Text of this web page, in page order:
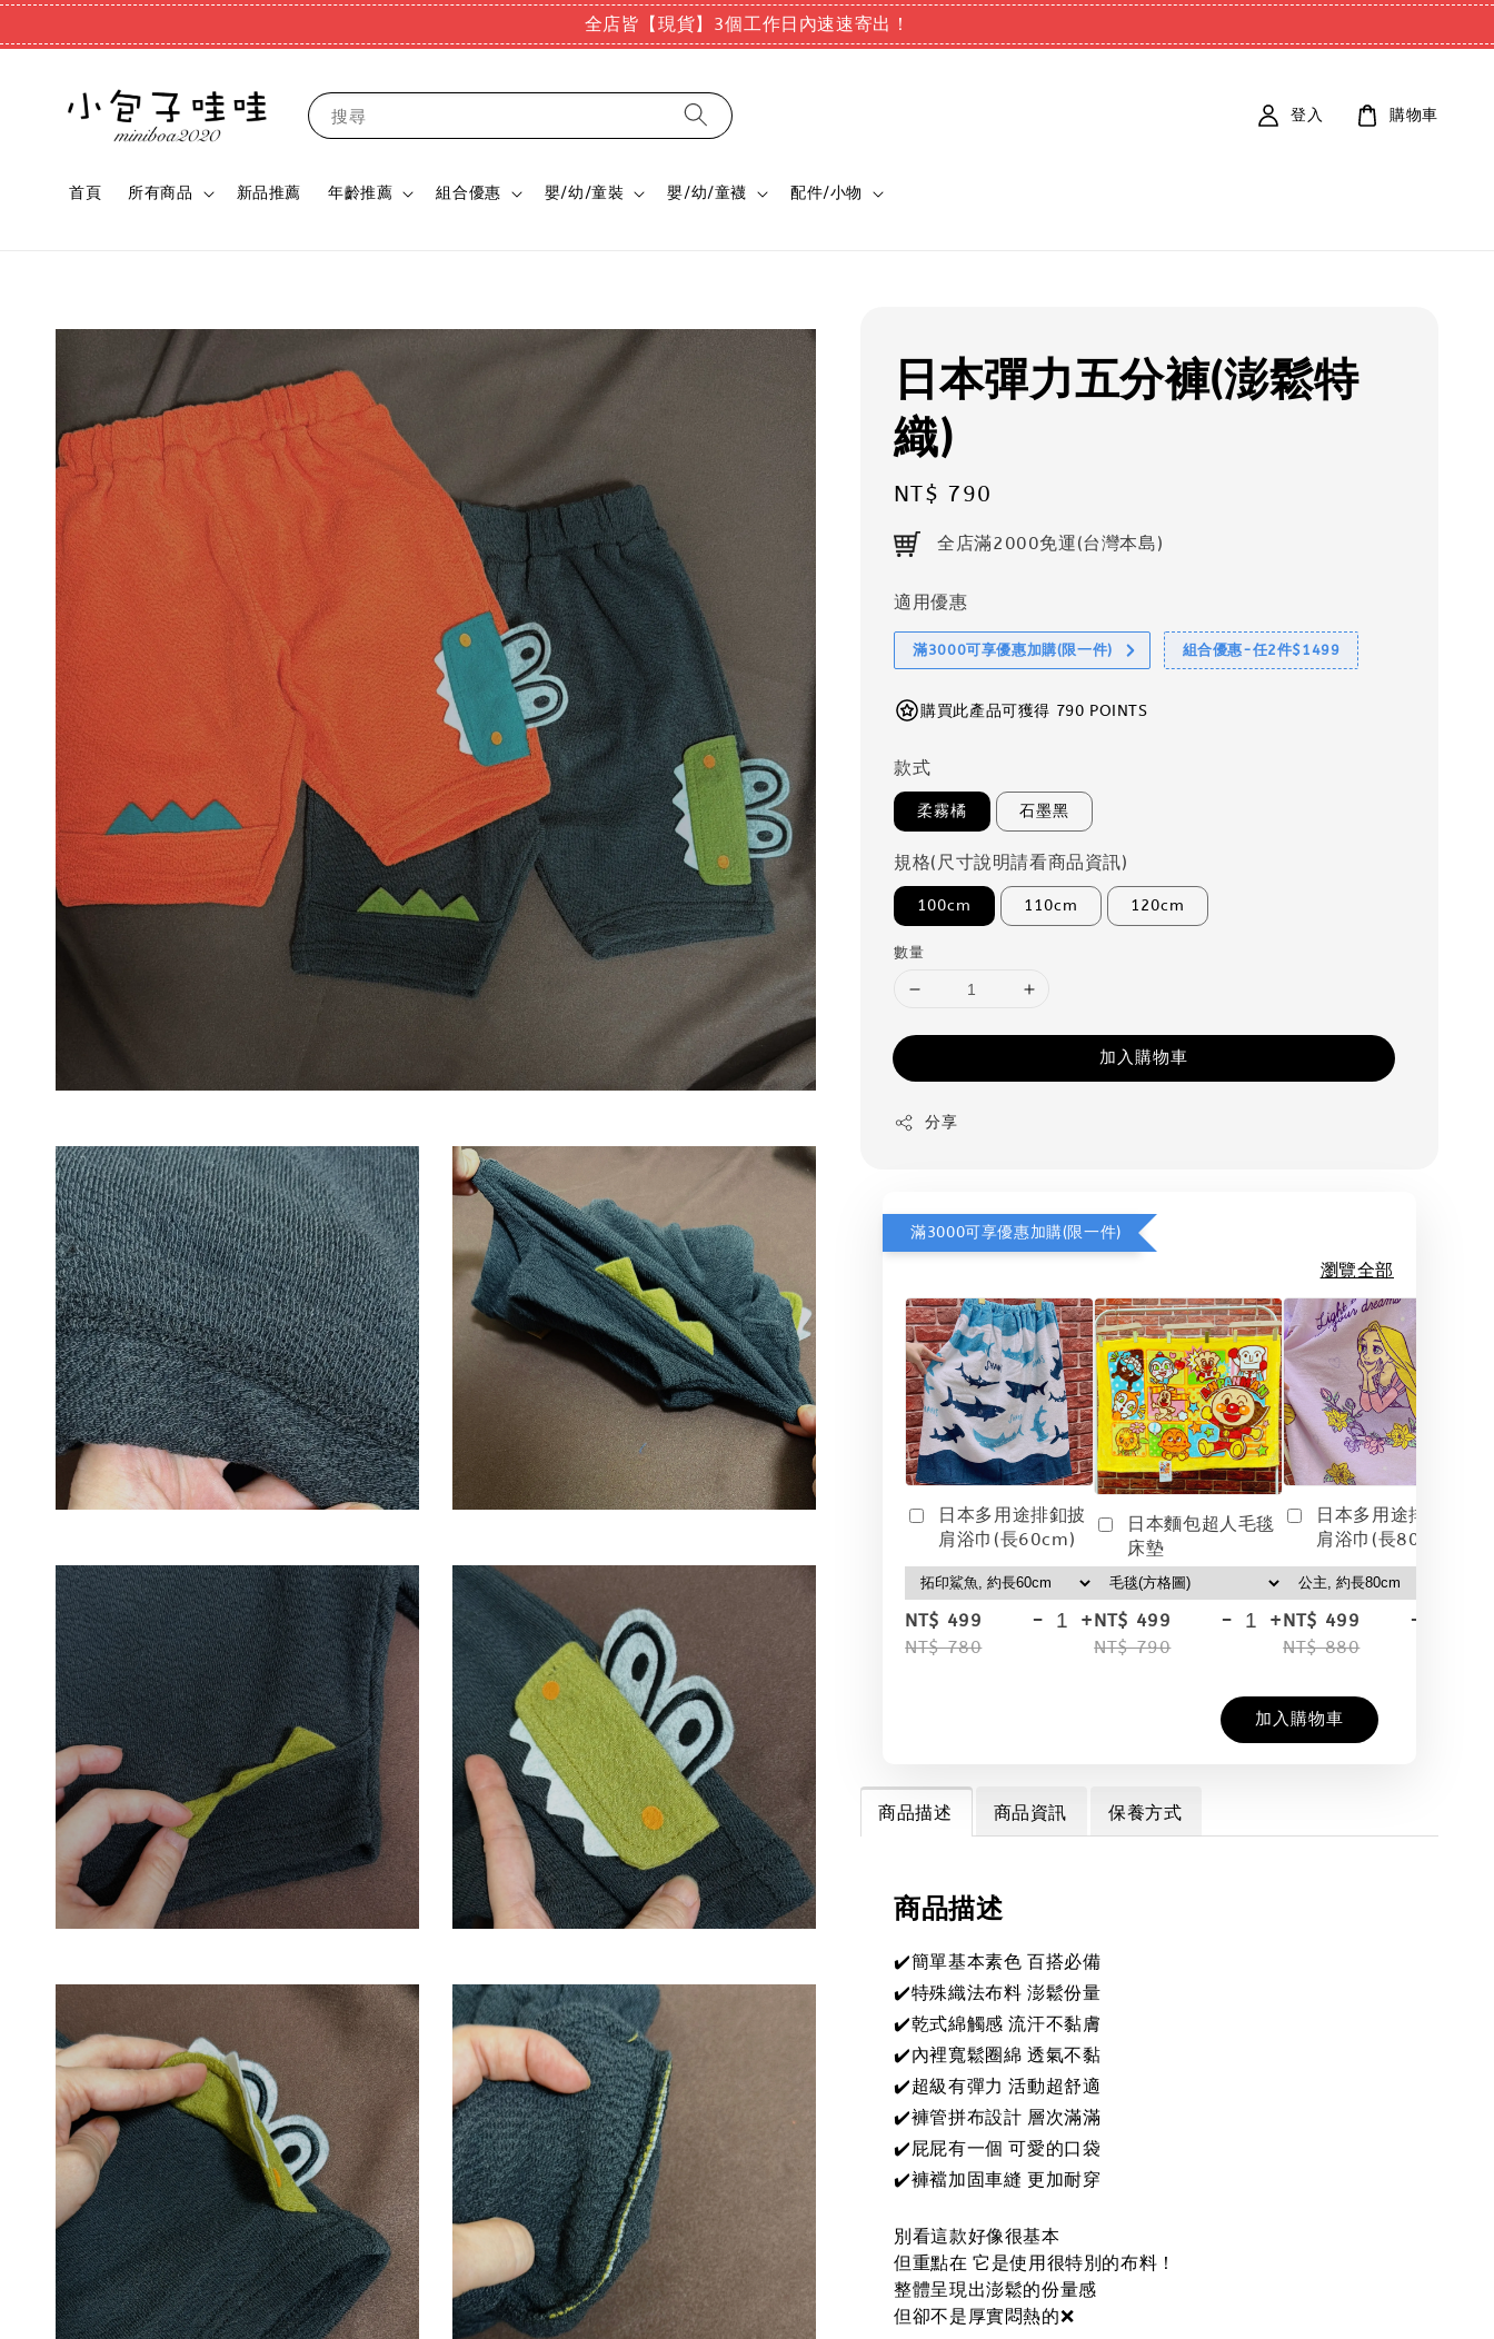
全店皆【現貨】3個工作日內速速寄出！
搜尋
首頁 所有商品 新品推薦 年齡推薦 組合優惠 嬰/幼/童裝 嬰/幼/童襪 配件/小物
登入 購物車
日本彈力五分褲(澎鬆特
織)
Regular
price
NT$ 790
全店滿2000免運(台灣本島)
適用優惠
滿3000可享優惠加購(限一件) 組合優惠-任2件$1499
購買此產品可獲得 790 POINTS
款式
柔霧橘 石墨黑
規格(尺寸說明請看商品資訊)
100cm 110cm 120cm
數量
加入購物車
分享
滿3000可享優惠加購(限一件)
瀏覽全部
日本多用途排釦披
肩浴巾(長60cm)
NT$ 499
NT$ 780
- +
日本麵包超人毛毯
床墊
NT$ 499
NT$ 790
- +
日本多用途排釦披
肩浴巾(長80cm)
NT$ 499
NT$ 880
-
加入購物車
商品描述 商品資訊 保養方式
商品描述
✔️簡單基本素色 百搭必備
✔️特殊織法布料 澎鬆份量
✔️乾式綿觸感 流汗不黏膚
✔️內裡寬鬆圈綿 透氣不黏
✔️超級有彈力 活動超舒適
✔️褲管拼布設計 層次滿滿
✔️屁屁有一個 可愛的口袋
✔️褲襠加固車縫 更加耐穿
別看這款好像很基本
但重點在 它是使用很特別的布料！
整體呈現出澎鬆的份量感
但卻不是厚實悶熱的❌